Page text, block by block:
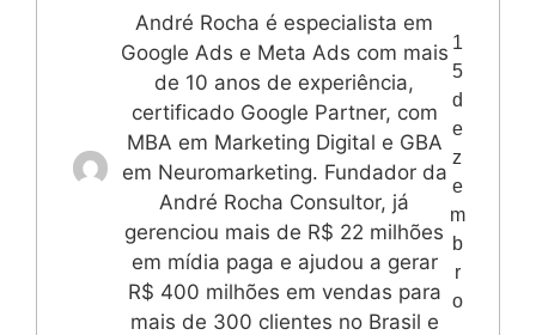
André Rocha é especialista em
Google Ads e Meta Ads com mais
de 10 anos de experiência,
certificado Google Partner, com
MBA em Marketing Digital e GBA
em Neuromarketing. Fundador da
André Rocha Consultor, já
gerenciou mais de R$ 22 milhões
em mídia paga e ajudou a gerar
R$ 400 milhões em vendas para
mais de 300 clientes no Brasil e
1
5
d
e
z
e
m
b
r
o